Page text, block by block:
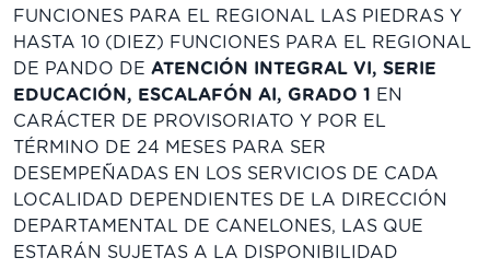
FUNCIONES PARA EL REGIONAL LAS PIEDRAS Y
HASTA 10 (DIEZ) FUNCIONES PARA EL REGIONAL
DE PANDO DE ATENCIÓN INTEGRAL VI, SERIE
EDUCACIÓN, ESCALAFÓN AI, GRADO 1
EN
CARÁCTER DE PROVISORIATO Y POR EL
TÉRMINO DE 24 MESES PARA SER
DESEMPEÑADAS EN LOS SERVICIOS DE CADA
LOCALIDAD DEPENDIENTES DE LA DIRECCIÓN
DEPARTAMENTAL DE CANELONES, LAS QUE
ESTARÁN SUJETAS A LA DISPONIBILIDAD